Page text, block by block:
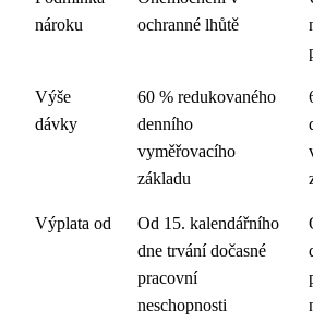
nároku
ochranné lhůtě
Výše
dávky
60 % redukovaného
denního
vyměřovacího
základu
Výplata od
Od 15. kalendářního
dne trvání dočasné
pracovní
neschopnosti